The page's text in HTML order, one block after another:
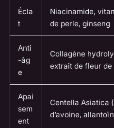
Écla
t
Niacinamide,
de perle, ginseng
Anti
-âg
e
Collagène
extrait de fleur de
Apai
sem
ent
Centella Asiatica
d’avoine,